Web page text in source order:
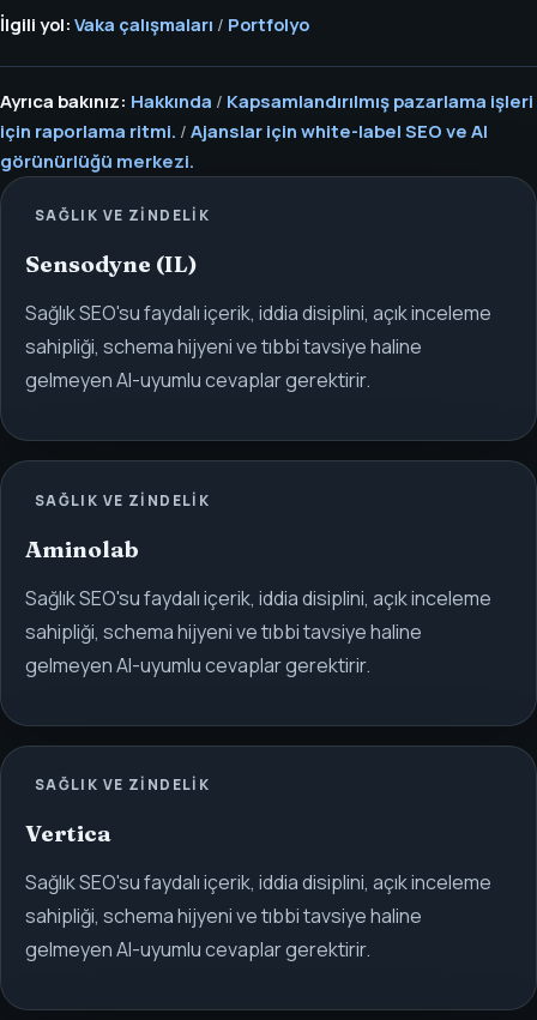
İlgili yol: Vaka çalışmaları / Portfolyo
Ayrıca bakınız: Hakkında / Kapsamlandırılmış pazarlama işleri
için raporlama ritmi. / Ajanslar için white-label SEO ve AI
görünürlüğü merkezi.
SAĞLIK VE ZINDELIK
Sensodyne (IL)
Sağlık SEO'su faydalı içerik, iddia disiplini, açık inceleme
sahipliği, schema hijyeni ve tıbbi tavsiye haline
gelmeyen AI-uyumlu cevaplar gerektirir.
SAĞLIK VE ZINDELIK
Aminolab
Sağlık SEO'su faydalı içerik, iddia disiplini, açık inceleme
sahipliği, schema hijyeni ve tıbbi tavsiye haline
gelmeyen AI-uyumlu cevaplar gerektirir.
SAĞLIK VE ZINDELIK
Vertica
Sağlık SEO'su faydalı içerik, iddia disiplini, açık inceleme
sahipliği, schema hijyeni ve tıbbi tavsiye haline
gelmeyen AI-uyumlu cevaplar gerektirir.